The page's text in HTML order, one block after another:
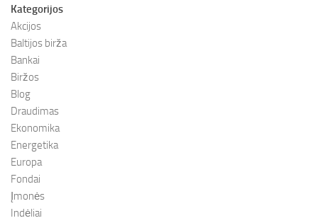
Kategorijos
Akcijos
Baltijos birža
Bankai
Biržos
Blog
Draudimas
Ekonomika
Energetika
Europa
Fondai
Įmonės
Indėliai